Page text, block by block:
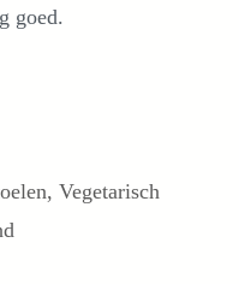
goed.
, Vegetarisch